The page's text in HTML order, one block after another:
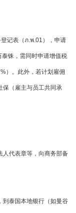
记表（ภ.พ.01），申请
铢，需同时申请增值税
）。此外，若计划雇佣
保（雇主与员工共同承
人代表章等，向商务部备
到泰国本地银行（如曼谷